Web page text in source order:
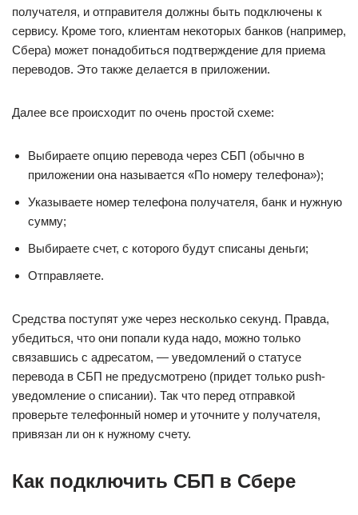
получателя, и отправителя должны быть подключены к
сервису. Кроме того, клиентам некоторых банков (например,
Сбера) может понадобиться подтверждение для приема
переводов. Это также делается в приложении.
Далее все происходит по очень простой схеме:
Выбираете опцию перевода через СБП (обычно в
приложении она называется «По номеру телефона»);
Указываете номер телефона получателя, банк и нужную
сумму;
Выбираете счет, с которого будут списаны деньги;
Отправляете.
Средства поступят уже через несколько секунд. Правда,
убедиться, что они попали куда надо, можно только
связавшись с адресатом, — уведомлений о статусе
перевода в СБП не предусмотрено (придет только push-
уведомление о списании). Так что перед отправкой
проверьте телефонный номер и уточните у получателя,
привязан ли он к нужному счету.
Как подключить СБП в Сбере